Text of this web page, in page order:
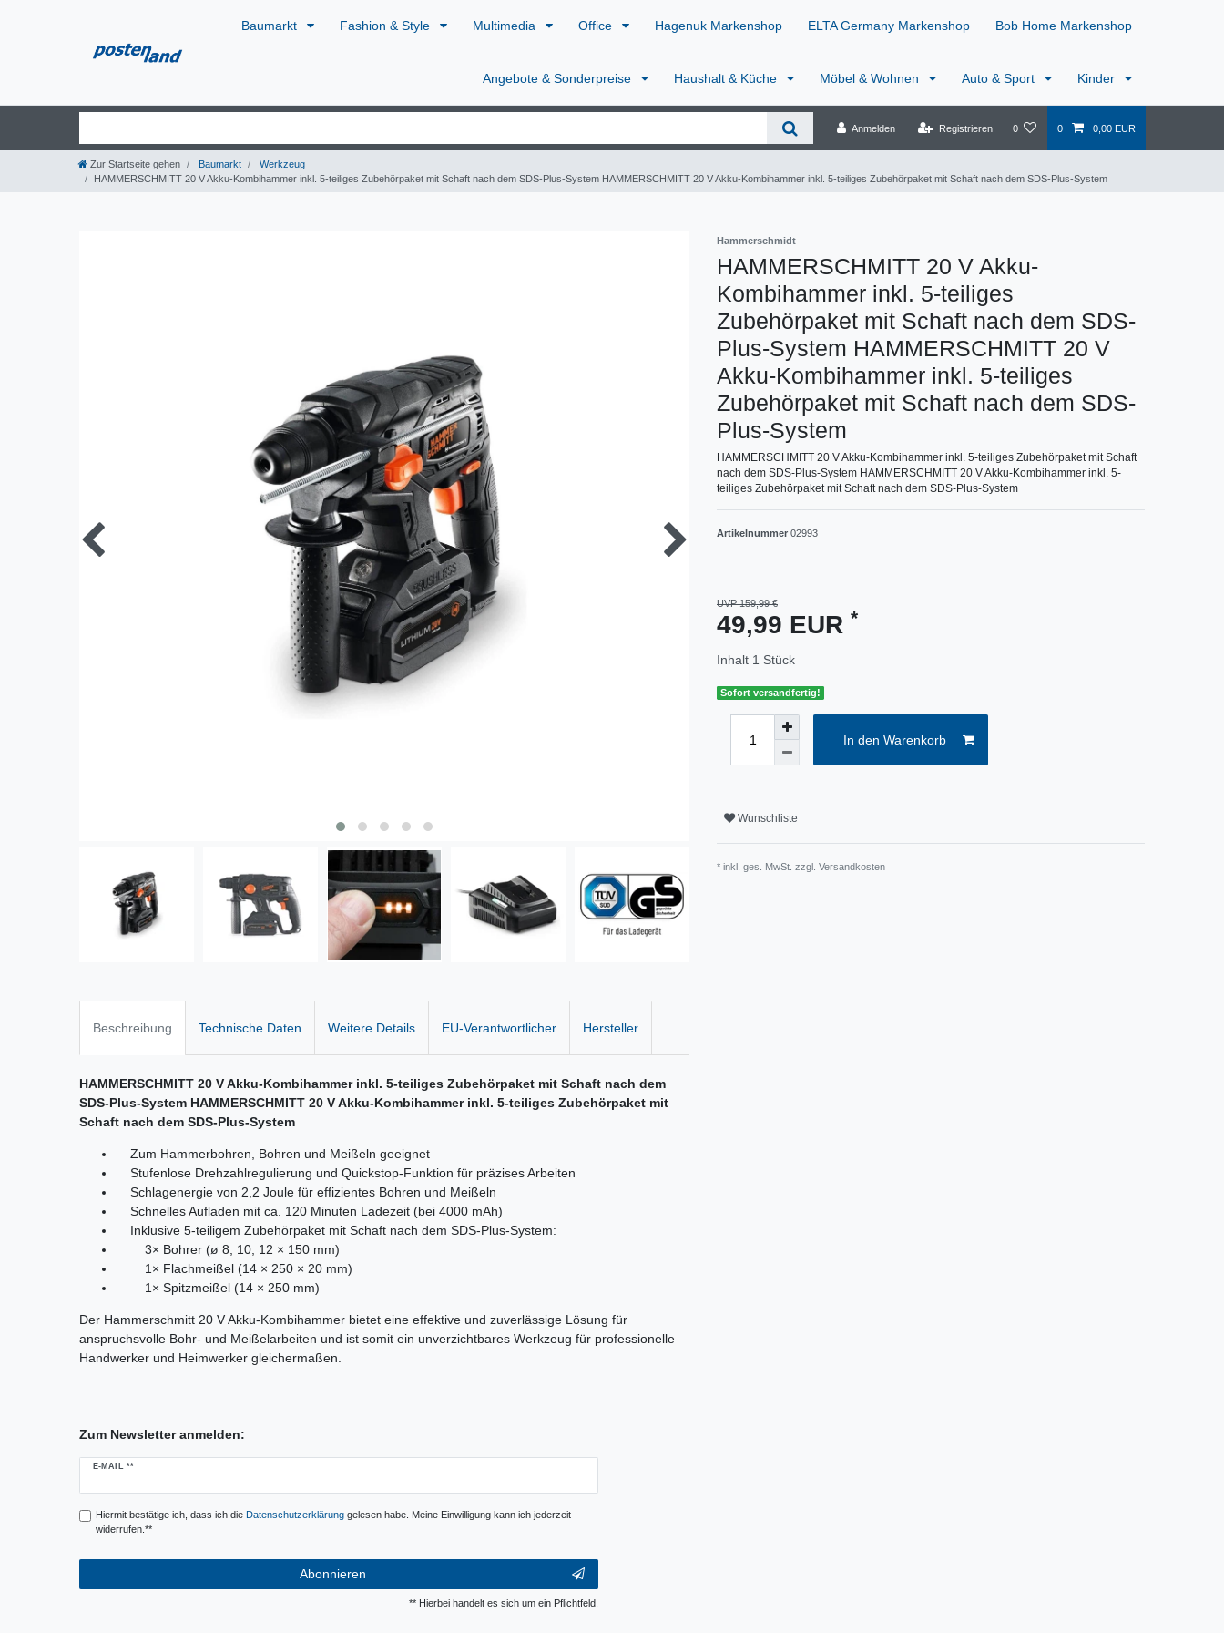
Baumarkt Fashion & Style Multimedia Office Hagenuk Markenshop ELTA Germany Markenshop Bob Home Markenshop
Angebote & Sonderpreise Haushalt & Küche Möbel & Wohnen Auto & Sport Kinder
Anmelden Registrieren 0 0 0,00 EUR
Zur Startseite gehen Baumarkt
Werkzeug
HAMMERSCHMITT 20 V Akku-Kombihammer inkl. 5-teiliges Zubehörpaket mit Schaft nach dem SDS-Plus-System HAMMERSCHMITT 20 V Akku-Kombihammer inkl. 5-teiliges Zubehörpaket mit Schaft nach dem SDS-Plus-System
Hammerschmidt
HAMMERSCHMITT 20 V Akku-
Kombihammer inkl. 5-teiliges
Zubehörpaket mit Schaft nach dem SDS-
Plus-System HAMMERSCHMITT 20 V
Akku-Kombihammer inkl. 5-teiliges
Zubehörpaket mit Schaft nach dem SDS-
Plus-System
HAMMERSCHMITT 20 V Akku-Kombihammer inkl. 5-teiliges Zubehörpaket mit Schaft
nach dem SDS-Plus-System HAMMERSCHMITT 20 V Akku-Kombihammer inkl. 5-
teiliges Zubehörpaket mit Schaft nach dem SDS-Plus-System
Artikelnummer 02993
UVP 159,99 €
49,99 EUR *
Inhalt 1 Stück
Sofort versandfertig!
In den Warenkorb
Wunschliste
* inkl. ges. MwSt. zzgl. Versandkosten
Beschreibung Technische Daten Weitere Details EU-Verantwortlicher Hersteller
HAMMERSCHMITT 20 V Akku-Kombihammer inkl. 5-teiliges Zubehörpaket mit Schaft nach dem
SDS-Plus-System HAMMERSCHMITT 20 V Akku-Kombihammer inkl. 5-teiliges Zubehörpaket mit
Schaft nach dem SDS-Plus-System
Zum Hammerbohren, Bohren und Meißeln geeignet
Stufenlose Drehzahlregulierung und Quickstop-Funktion für präzises Arbeiten
Schlagenergie von 2,2 Joule für effizientes Bohren und Meißeln
Schnelles Aufladen mit ca. 120 Minuten Ladezeit (bei 4000 mAh)
Inklusive 5-teiligem Zubehörpaket mit Schaft nach dem SDS-Plus-System:
3× Bohrer (ø 8, 10, 12 × 150 mm)
1× Flachmeißel (14 × 250 × 20 mm)
1× Spitzmeißel (14 × 250 mm)
Der Hammerschmitt 20 V Akku-Kombihammer bietet eine effektive und zuverlässige Lösung für
anspruchsvolle Bohr- und Meißelarbeiten und ist somit ein unverzichtbares Werkzeug für professionelle
Handwerker und Heimwerker gleichermaßen.
Zum Newsletter anmelden:
E-MAIL **
Newsletter
Hiermit bestätige ich, dass ich die Daten­schutz­erklärunggelesen habe. Meine Einwilligung kann ich jederzeit
widerrufen.**
Abonnieren
** Hierbei handelt es sich um ein Pflichtfeld.